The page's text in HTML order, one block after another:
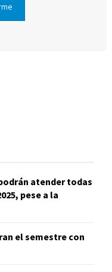
atender todas
pese a la
el semestre con